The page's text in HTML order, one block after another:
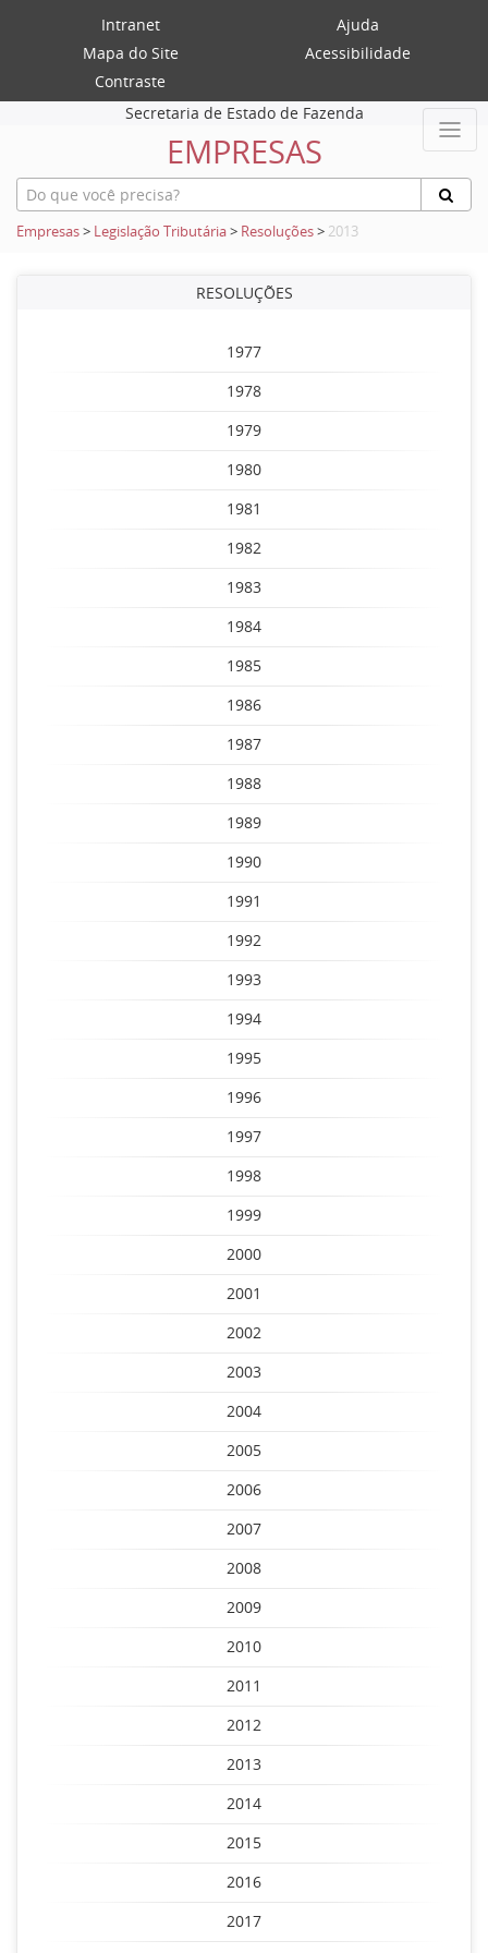
Intranet
Ajuda
Mapa do Site
Acessibilidade
Contraste
Secretaria de Estado de Fazenda
EMPRESAS
Empresas> Legislação Tributária> Resoluções> 2013
RESOLUÇÕES
1977
1978
1979
1980
1981
1982
1983
1984
1985
1986
1987
1988
1989
1990
1991
1992
1993
1994
1995
1996
1997
1998
1999
2000
2001
2002
2003
2004
2005
2006
2007
2008
2009
2010
2011
2012
2013
2014
2015
2016
2017